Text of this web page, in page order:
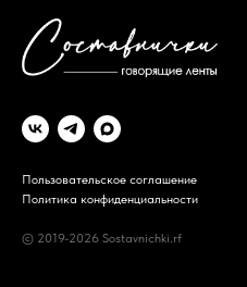
Пользовательское соглашение
Политика конфиденциальности
© 2019-2026 Sostavnichki.rf